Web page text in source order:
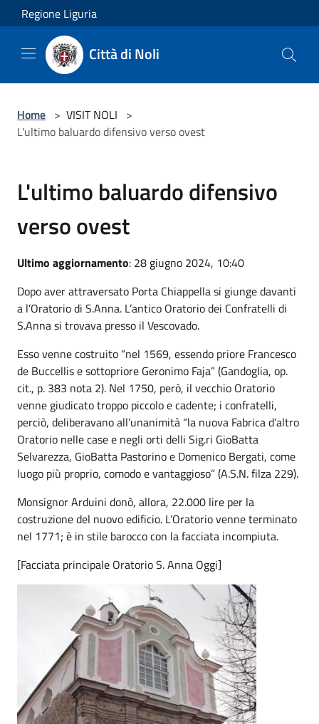
Salta al contenuto principale
Regione Liguria
Città di Noli
Home > VISIT NOLI >
L'ultimo baluardo difensivo verso ovest
L'ultimo baluardo difensivo
verso ovest
Ultimo aggiornamento: 28 giugno 2024, 10:40
Dopo aver attraversato Porta Chiappella si giunge davanti
a l’Oratorio di S.Anna. L’antico Oratorio dei Confratelli di
S.Anna si trovava presso il Vescovado.
Esso venne costruito “nel 1569, essendo priore Francesco
de Buccellis e sottopriore Geronimo Faja” (Gandoglia, op.
cit., p. 383 nota 2). Nel 1750, però, il vecchio Oratorio
venne giudicato troppo piccolo e cadente; i confratelli,
perciò, deliberavano all’unanimità “la nuova Fabrica d’altro
Oratorio nelle case e negli orti delli Sig.ri GioBatta
Selvarezza, GioBatta Pastorino e Domenico Bergati, come
luogo più proprio, comodo e vantaggioso” (A.S.N. filza 229).
Monsignor Arduini donò, allora, 22.000 lire per la
costruzione del nuovo edificio. L’Oratorio venne terminato
nel 1771; è in stile barocco con la facciata incompiuta.
[Facciata principale Oratorio S. Anna Oggi]